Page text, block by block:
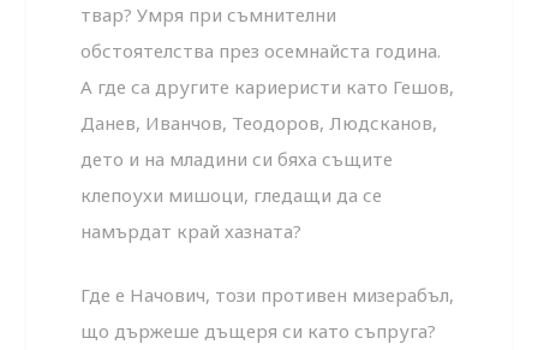
твар? Умря при съмнителни
обстоятелства през осемнайста година.
А где са другите кариеристи като Гешов,
Данев, Иванчов, Теодоров, Людсканов,
дето и на младини си бяха същите
клепоухи мишоци, гледащи да се
намърдат край хазната?
Где е Начович, този противен мизерабъл,
що държеше дъщеря си като съпруга?